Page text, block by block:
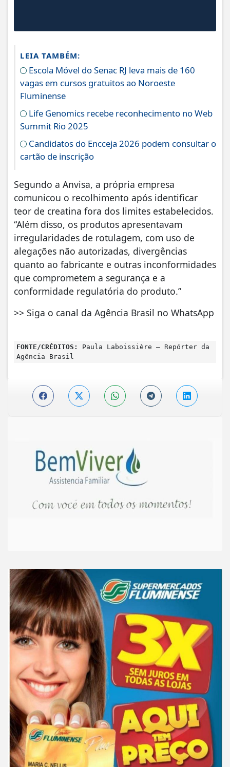
LEIA TAMBÉM:
Escola Móvel do Senac RJ leva mais de 160
vagas em cursos gratuitos ao Noroeste
Fluminense
Life Genomics recebe reconhecimento no Web
Summit Rio 2025
Candidatos do Encceja 2026 podem consultar o
cartão de inscrição
Segundo a Anvisa, a própria empresa
comunicou o recolhimento após identificar
teor de creatina fora dos limites estabelecidos.
“Além disso, os produtos apresentavam
irregularidades de rotulagem, com uso de
alegações não autorizadas, divergências
quanto ao fabricante e outras inconformidades
que comprometem a segurança e a
conformidade regulatória do produto.”
>> Siga o canal da Agência Brasil no WhatsApp
FONTE/CRÉDITOS:
Paula Laboissière – Repórter da
Agência Brasil